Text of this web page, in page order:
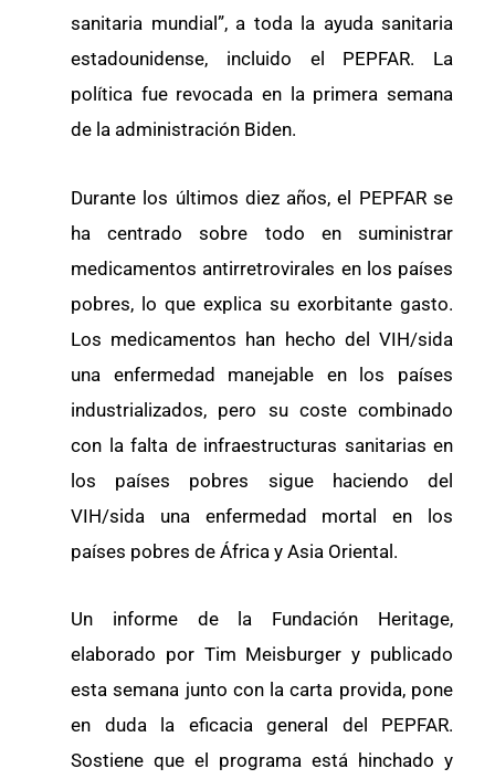
sanitaria mundial”, a toda la ayuda sanitaria
estadounidense, incluido el PEPFAR. La
política fue revocada en la primera semana
de la administración Biden.
Durante los últimos diez años, el PEPFAR se
ha centrado sobre todo en suministrar
medicamentos antirretrovirales en los países
pobres, lo que explica su exorbitante gasto.
Los medicamentos han hecho del VIH/sida
una enfermedad manejable en los países
industrializados, pero su coste combinado
con la falta de infraestructuras sanitarias en
los países pobres sigue haciendo del
VIH/sida una enfermedad mortal en los
países pobres de África y Asia Oriental.
Un informe de la Fundación Heritage,
elaborado por Tim Meisburger y publicado
esta semana junto con la carta provida, pone
en duda la eficacia general del PEPFAR.
Sostiene que el programa está hinchado y